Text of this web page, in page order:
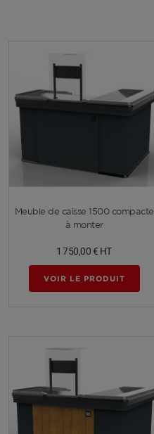
Voir plus
Meuble de caisse 1500 compacte
à monter
1 750,00 € HT
VOIR LE PRODUIT